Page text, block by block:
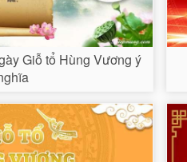
Giỗ tổ Hùng Vương ý